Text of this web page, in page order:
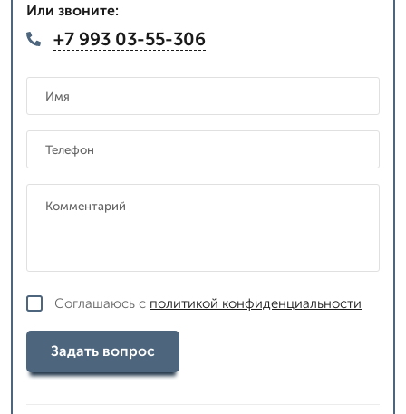
Или звоните:
+7 993 03-55-306
Соглашаюсь с политикой конфиденциальности
Задать вопрос